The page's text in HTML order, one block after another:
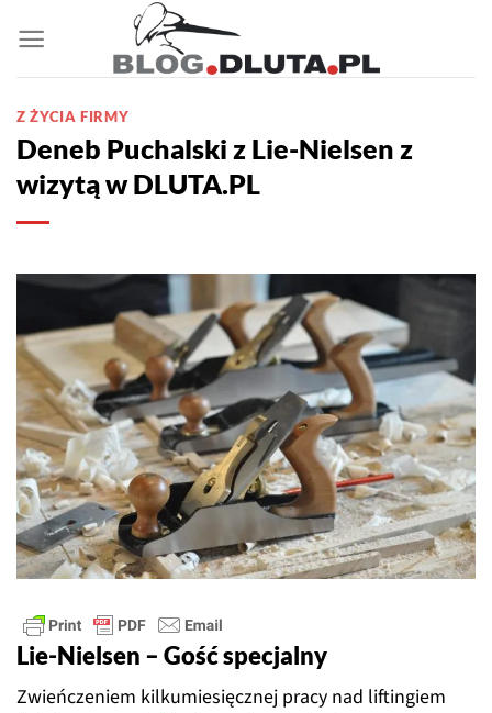
do
zawartości
Z ŻYCIA FIRMY
Deneb Puchalski z Lie-Nielsen z
wizytą w DLUTA.PL
Lie-Nielsen – Gość specjalny
Zwieńczeniem kilkumiesięcznej pracy nad liftingiem